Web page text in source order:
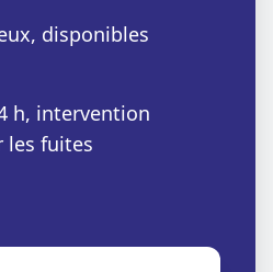
disponibles
h, intervention
les fuites